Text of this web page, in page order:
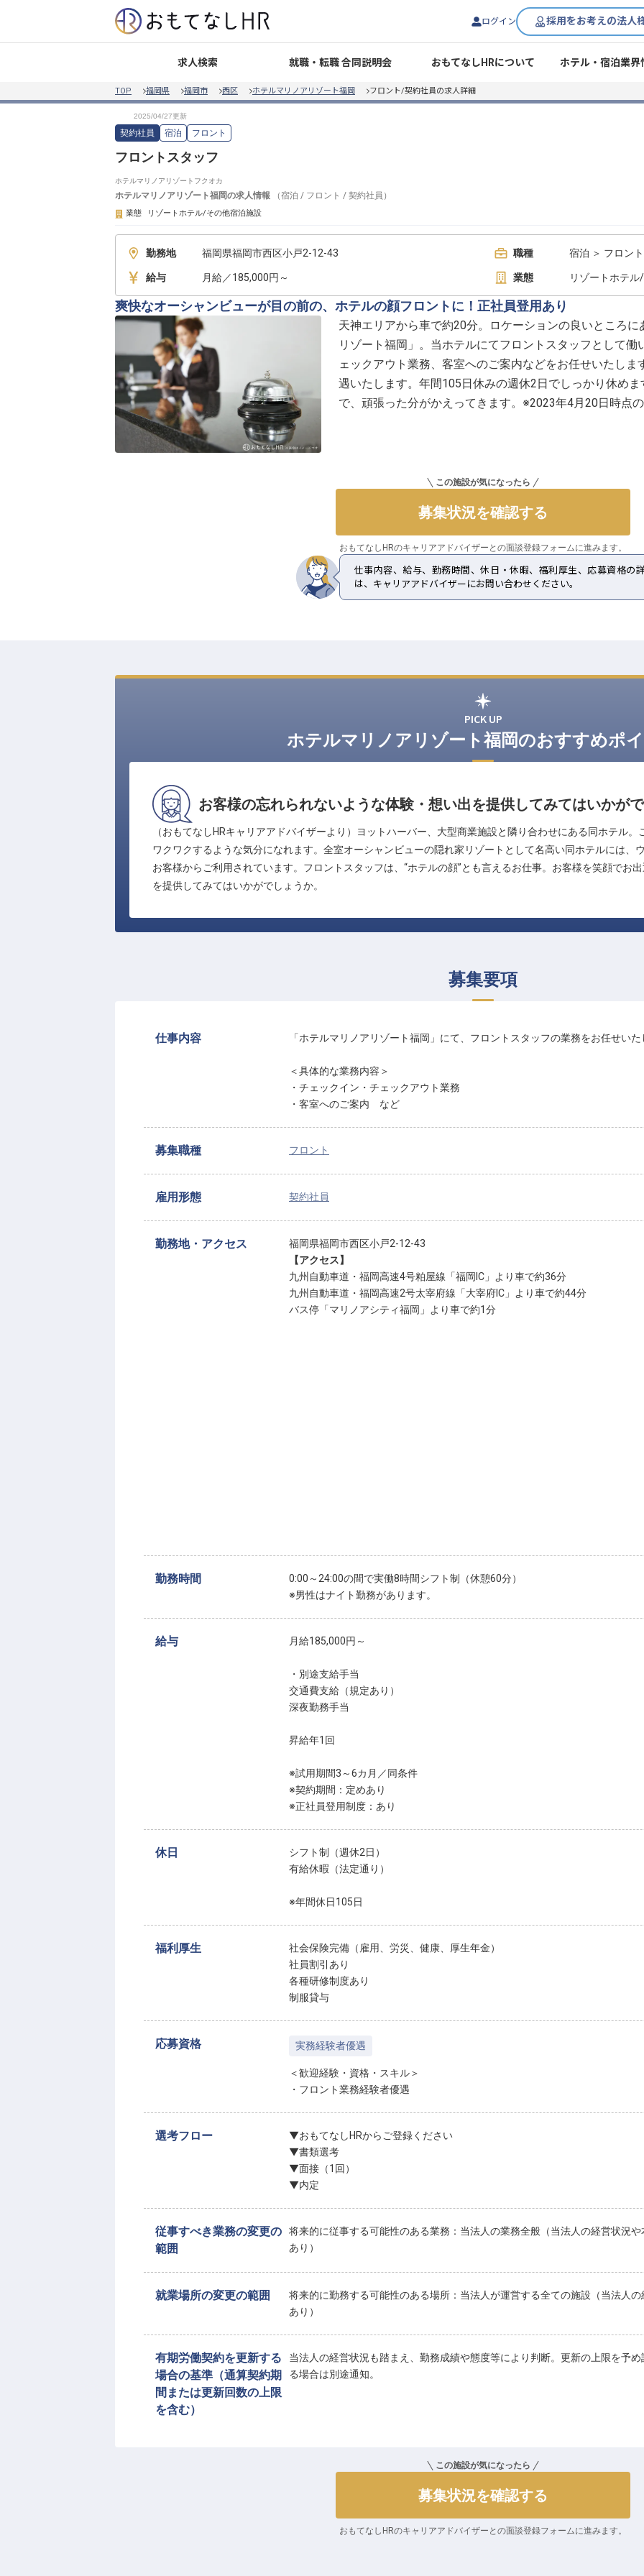
ログイン 採用をお考えの法人
求人検索 就職・転職 合同説明会 おもてなしHRについて ホテル・宿泊業界
TOP 福岡県 福岡市 西区 ホテルマリノアリゾート福岡 フロント/契約社員の求人詳細
契約社員 宿泊 フロント
フロントスタッフ
ホテルマリノアリゾートフクオカ
ホテルマリノアリゾート福岡の求人情報 （宿泊 / フロント / 契約社員 ）
業態 リゾートホテル/その他宿泊施設
勤務地 福岡県福岡市西区小戸2-12-43 職種 宿泊 ＞ フロント
給与 月給／185,000円～ 業態 リゾートホテ
爽快なオーシャンビューが目の前の、ホテルの顔フロントに！正社員登用あり
天神エリアから車で約20分。ロケーションの良いところ
リゾート福岡」。当ホテルにてフロントスタッフとして
ェックアウト業務、客室へのご案内などをお任せいたし
遇いたします。年間105日休みの週休2日でしっかり休め
で、頑張った分がかえってきます。※2023年4月20日時点
この施設が気になったら
募集状況を確認する
おもてなしHRのキャリアアドバイザーとの面談登録フォームに進みます。
仕事内容、給与、勤務時間、休日・休暇、福利厚生、応募資格の
は、キャリアアドバイザーにお問い合わせください。
PICK UP
ホテルマリノアリゾート福岡のおすすめポ
お客様の忘れられないような体験・想い出を提供してみてはいかが
（おもてなしHRキャリアアドバイザーより）ヨットハーバー、大型商業施設と隣り合わせにある同ホテル
ワクワクするような気分になれます。全室オーシャンビューの隠れ家リゾートとして名高い同ホテルには、
お客様からご利用されています。フロントスタッフは、“ホテルの顔”とも言えるお仕事。お客様を笑顔でお
を提供してみてはいかがでしょうか。
募集要項
仕事内容 「ホテルマリノアリゾート福岡」にて、フロントスタッフの業務をお任せい
＜具体的な業務内容＞
・チェックイン・チェックアウト業務
・客室へのご案内 など
募集職種 フロント
雇用形態 契約社員
勤務地・アクセス
福岡県福岡市西区小戸2-12-43
【アクセス】
九州自動車道・福岡高速4号粕屋線「福岡IC」より車で約36分
九州自動車道・福岡高速2号太宰府線「大宰府IC」より車で約44分
バス停「マリノアシティ福岡」より車で約1分
勤務時間
0:00～24:00の間で実働8時間シフト制（休憩60分）
※男性はナイト勤務があります。
給与 月給185,000円～
・別途支給手当
交通費支給（規定あり）
深夜勤務手当
昇給年1回
※試用期間3～6カ月／同条件
※契約期間：定めあり
※正社員登用制度：あり
休日
シフト制（週休2日）
有給休暇（法定通り）
※年間休日105日
福利厚生
社会保険完備（雇用、労災、健康、厚生年金）
社員割引あり
各種研修制度あり
制服貸与
応募資格 実務経験者優遇
＜歓迎経験・資格・スキル＞
・フロント業務経験者優遇
選考フロー
▼おもてなしHRからご登録ください
▼書類選考
▼面接（1回）
▼内定
従事すべき業務の変更の
範囲
将来的に従事する可能性のある業務：当法人の業務全般（当法人の経営状況
あり）
就業場所の変更の範囲
将来的に勤務する可能性のある場所：当法人が運営する全ての施設（当法人
あり）
有期労働契約を更新する
場合の基準（通算契約期
間または更新回数の上限
を含む）
当法人の経営状況も踏まえ、勤務成績や態度等により判断。更新の上限を予
る場合は別途通知。
この施設が気になったら
募集状況を確認する
おもてなしHRのキャリアアドバイザーとの面談登録フォームに進みます。